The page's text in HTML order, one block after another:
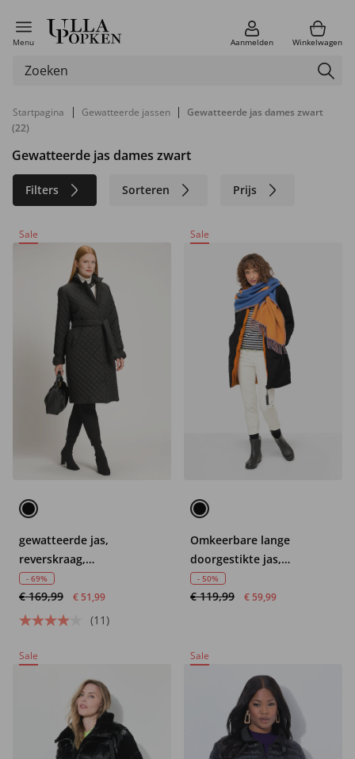
Menu Aanmelden Winkelwagen
Startpagina | Gewatteerde jassen |
Gewatteerde jas dames zwart
(22)
Gewatteerde jas dames zwart
Filters Sorteren Prijs
Sale
gewatteerde jas,
reverskraag,
diamantstiksel, volledig
gevoerd
- 69%
€ 169,99 € 51,99
(11)
Sale
Omkeerbare lange
doorgestikte jas,
capuchon,
tweerichtingsrits,
- 50%
€ 119,99 € 59,99
Sale Sale